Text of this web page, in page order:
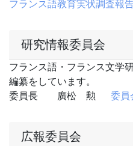
フランス語教育実状調査報
研究情報委員会
フランス語・フランス文学
編纂をしています。
委員長 廣松 勲 委員
広報委員会